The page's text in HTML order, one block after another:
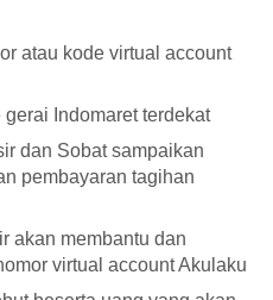
atau kode virtual account
Indomaret terdekat
dan Sobat sampaikan
pembayaran tagihan
akan membantu dan
virtual account Akulaku